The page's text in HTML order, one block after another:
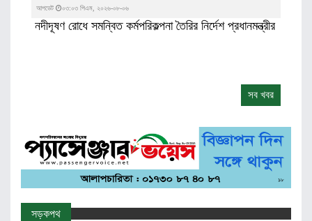
আপডেট ০৩:০৩ পিএম, ২০২৬-০৮-০৬
নদীদূষণ রোধে সমন্বিত কর্মপরিকল্পনা তৈরির নির্দেশ প্রধানমন্ত্রীর
সব খবর
সড়কপথ